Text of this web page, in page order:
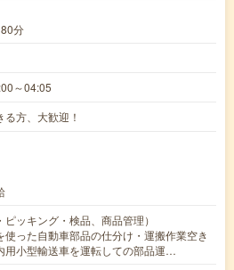
分
～04:05
方、大歓迎！
ッキング・検品、商品管理）
使った自動車部品の仕分け・運搬作業空き
用小型輸送車を運転しての部品運…